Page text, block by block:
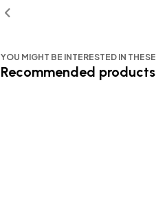
YOU MIGHT BE INTERESTED IN THESE
Recommended products